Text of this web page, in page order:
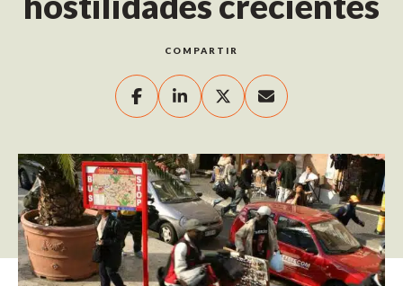
COMPARTIR